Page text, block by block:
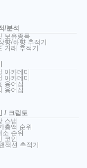
/분석
보유종목
향/하향 추적기
거래 추적기
아카데미
아카데미
용어집
용어집
/ 크립토
스냅
총액 순위
소 순위
코인
잭션 추적기